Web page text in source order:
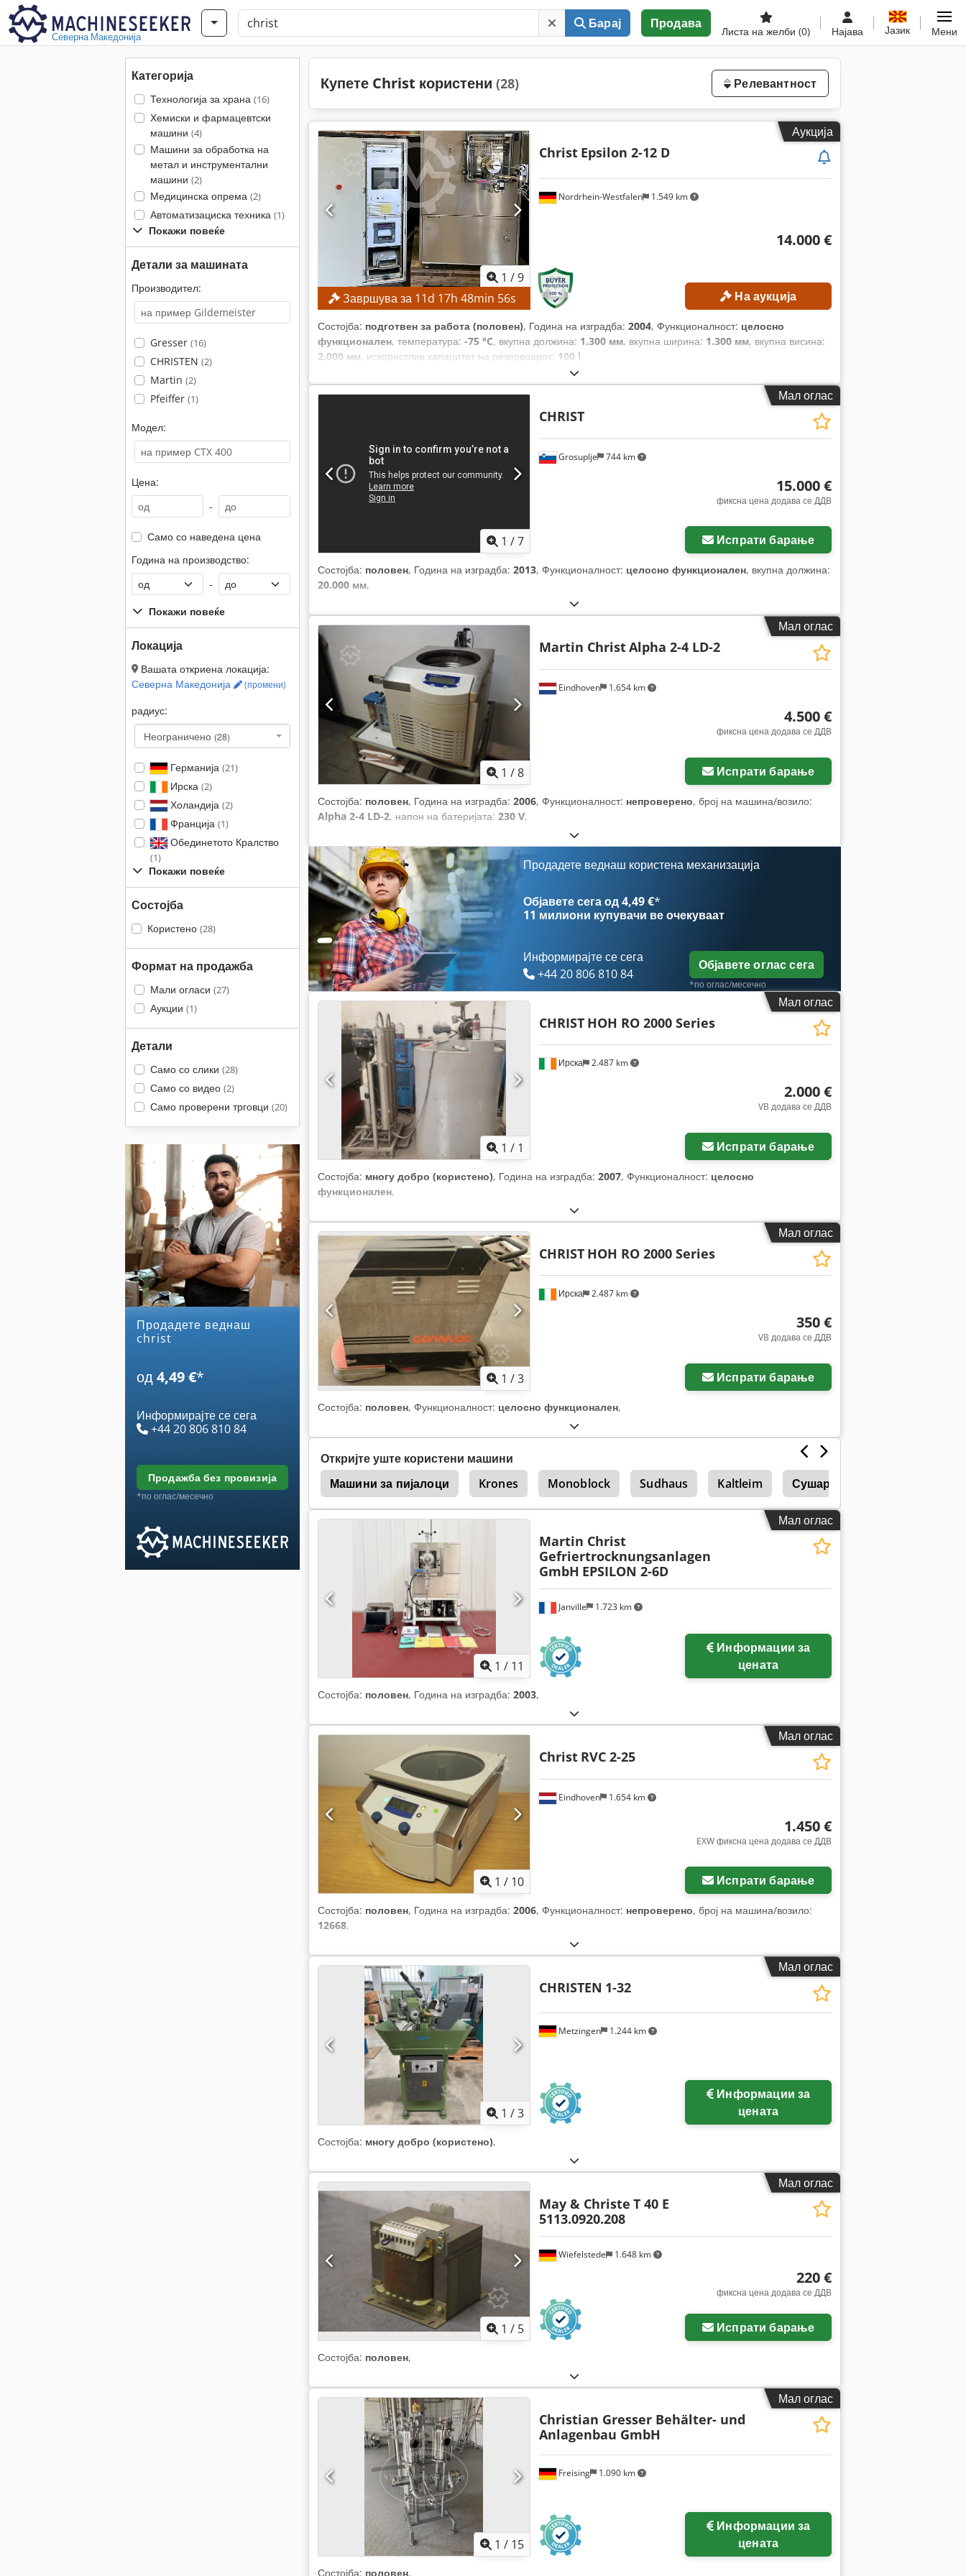
Северна Македонија
Барај Продава
Листа на желби (0) Најава Јазик Мени
Категорија
Технологија за храна (16)
Хемиски и фармацевтски
машини (4)
Машини за обработка на
метал и инструментални
машини (2)
Медицинска опрема (2)
Автоматизациска техника (1)
Покажи повеќе
Детали за машината
Производител:
Gresser (16)
CHRISTEN (2)
Martin (2)
Pfeiffer (1)
Модел:
Цена:
-
Само со наведена цена
Година на производство:
-
Покажи повеќе
Локација
Вашата откриена локација:
Северна Македонија
(промени)
радиус:
Неограничено (28)
Германија (21)
Ирска (2)
Холандија (2)
Франција (1)
Обединетото Кралство
(1)
Покажи повеќе
Состојба
Користено (28)
Формат на продажба
Мали огласи (27)
Аукции (1)
Детали
Само со слики (28)
Само со видео (2)
Само проверени трговци (20)
Продадете веднаш
christ
од4,49 €*
Информирајте се сега
+44 20 806 810 84
продажба без провизија
*по оглас/месечно
Купете Christ користени (28) Релевантност
Аукција
1 /9
Завршува за 11d 17h48min 55s
Nordrhein-Westfalen 1.549 km
Christ Epsilon 2-12 D
14.000 €
На аукција
Состојба: подготвен за работа (половен), Година на изградба: 2004, Функционалност: целосно
функционален, температура: -75 °C, вкупна должина: 1.300 мм, вкупна ширина: 1.300 мм, вкупна висина:
2.000 мм, искористлив капацитет на резервоарот: 100 l,
Мал оглас
1 /7
Grosuplje 744 km
CHRIST
15.000 €
фиксна цена додава се ДДВ
Испрати барање
Состојба: половен, Година на изградба: 2013, Функционалност: целосно функционален, вкупна должина:
20.000 мм,
Мал оглас
1 /8
Eindhoven 1.654 km
Martin ChristAlpha 2-4 LD-2
4.500 €
фиксна цена додава се ДДВ
Испрати барање
Состојба: половен, Година на изградба: 2006, Функционалност: непроверено, број на машина/возило:
Alpha 2-4 LD-2, напон на батеријата: 230 V,
Продадете веднаш користена механизација
Објавете сега од 4,49 €*
11 милиони купувачи ве очекуваат
Информирајте се сега
+44 20 806 810 84
Објавете оглас сега
*по оглас/месечно
Мал оглас
1 / 1
Ирска 2.487 km
CHRIST HOH RO 2000 Series
2.000 €
VB додава се ДДВ
Испрати барање
Состојба: многу добро (користено), Година на изградба: 2007, Функционалност: целосно
функционален,
Мал оглас
1 /3
Ирска 2.487 km
CHRIST HOH RO 2000 Series
350 €
VB додава се ДДВ
Испрати барање
Состојба: половен, Функционалност: целосно функционален,
Откријте уште користени машини
Машини за пијалоци
Krones Monoblock Sudhaus Kaltleim Сушари
Ventrac 3200 Martin Transline 1228
Мал оглас
1 / 11
Janville 1.723 km
Martin Christ
Gefriertrocknungsanlagen
GmbH EPSILON 2-6D
цената
Состојба: половен, Година на изградба: 2003,
Мал оглас
1 / 10
Eindhoven 1.654 km
Christ RVC 2-25
1.450 €
EXW фиксна цена додава се ДДВ
Испрати барање
Состојба: половен, Година на изградба: 2006, Функционалност: непроверено, број на машина/возило:
12668,
Мал оглас
1 /3
Metzingen 1.244 km
CHRISTEN 1-32
цената
Состојба: многу добро (користено),
Мал оглас
1 / 5
Wiefelstede 1.648 km
May & Christe T 40 E
5113.0920.208
220 €
фиксна цена додава се ДДВ
Испрати барање
Состојба: половен,
Мал оглас
1 / 15
Freising 1.090 km
Christian Gresser Behälter- und
Anlagenbau GmbH
цената
Состојба: половен,